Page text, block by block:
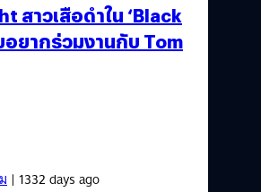
สาวเสือดำใน ‘Black
อยากร่วมงานกับ Tom
| 1332 days ago